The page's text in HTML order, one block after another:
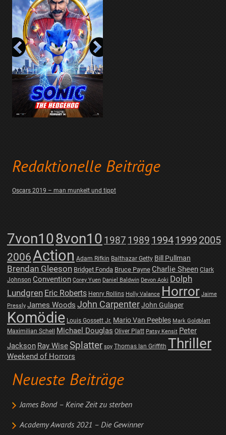
Redaktionelle Beiträge
Oscars 2019 – man munkelt und tippt
7von108von10 1987 1989 19941999 2005
2006Action Adam Rifkin Balthazar Getty Bill Pullman
Brendan Gleeson Bridget Fonda Bruce Payne Charlie Sheen Clark
Johnson Convention Corey Yuen Daniel Baldwin Devon Aoki Dolph
Lundgren Eric Roberts Henry Rollins Holly Valance Horror Jaime
Pressly James Woods John CarpenterJohn Gulager
Komödie Louis Gossett Jr. Mario Van Peebles Mark Goldblatt
Maximilian Schell Michael Douglas Oliver Platt Patsy Kensit Peter
Jackson Ray WiseSplatter spy Thomas Ian Griffith Thriller
Weekend of Horrors
Neueste Beiträge
James Bond – Keine Zeit zu sterben
Academy Awards 2021 – Die Gewinner